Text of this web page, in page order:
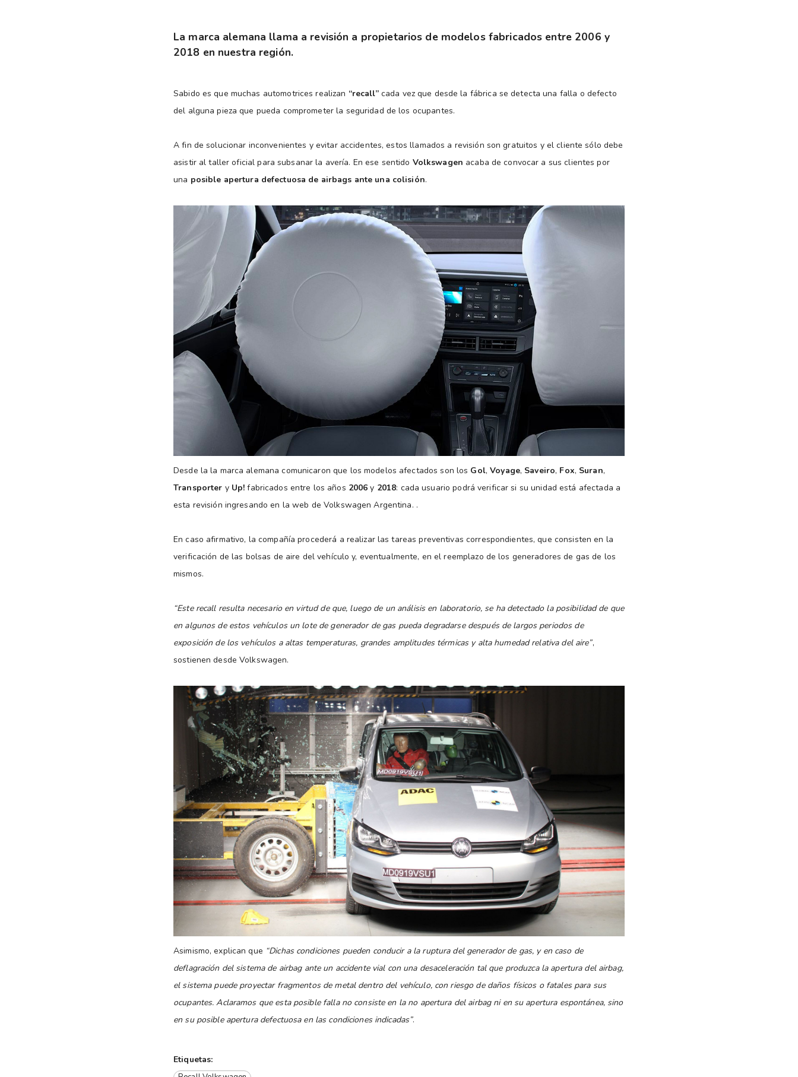
La marca alemana llama a revisión a propietarios de modelos fabricados entre 2006 y
2018 en nuestra región.
Sabido es que muchas automotrices realizan “recall”cada vez que desde la fábrica se detecta una falla o defecto
del alguna pieza que pueda comprometer la seguridad de los ocupantes.
A fin de solucionar inconvenientes y evitar accidentes, estos llamados a revisión son gratuitos y el cliente sólo debe
asistir al taller oficial para subsanar la avería. En ese sentido Volkswagen acaba de convocar a sus clientes por
una posible apertura defectuosa de airbags ante una colisión.
Desde la la marca alemana comunicaron que los modelos afectados son los Gol,Voyage, Saveiro, Fox, Suran,
Transporter y Up! fabricados entre los años 2006 y 2018: cada usuario podrá verificar si su unidad está afectada a
esta revisión ingresando en la web de Volkswagen Argentina. .
En caso afirmativo, la compañía procederá a realizar las tareas preventivas correspondientes, que consisten en la
verificación de las bolsas de aire del vehículo y, eventualmente, en el reemplazo de los generadores de gas de los
mismos.
“Este recall resulta necesario en virtud de que, luego de un análisis en laboratorio, se ha detectado la posibilidad de que
en algunos de estos vehículos un lote de generador de gas pueda degradarse después de largos periodos de
exposición de los vehículos a altas temperaturas, grandes amplitudes térmicas y alta humedad relativa del aire”,
sostienen desde Volkswagen.
Asimismo, explican que “Dichas condiciones pueden conducir a la ruptura del generador de gas, y en caso de
deflagración del sistema de airbag ante un accidente vial con una desaceleración tal que produzca la apertura del airbag,
el sistema puede proyectar fragmentos de metal dentro del vehículo, con riesgo de daños físicos o fatales para sus
ocupantes. Aclaramos que esta posible falla no consiste en la no apertura del airbag ni en su apertura espontánea, sino
en su posible apertura defectuosa en las condiciones indicadas”.
Etiquetas: